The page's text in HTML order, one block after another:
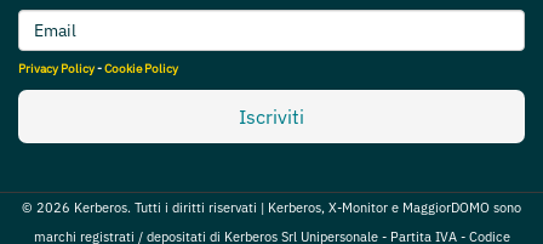
Privacy Policy-Cookie Policy
Iscriviti
© 2026 Kerberos. Tutti i diritti riservati | Kerberos, X-Monitor e MaggiorDOMO sono
marchi registrati / depositati di Kerberos Srl Unipersonale - Partita IVA - Codice